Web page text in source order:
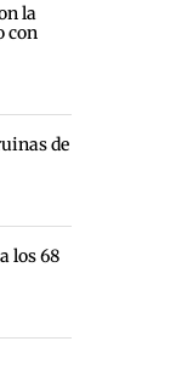
la
con
de
los 68